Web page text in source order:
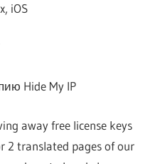
iOS
Hide My IP
away free license keys
2 translated pages of our